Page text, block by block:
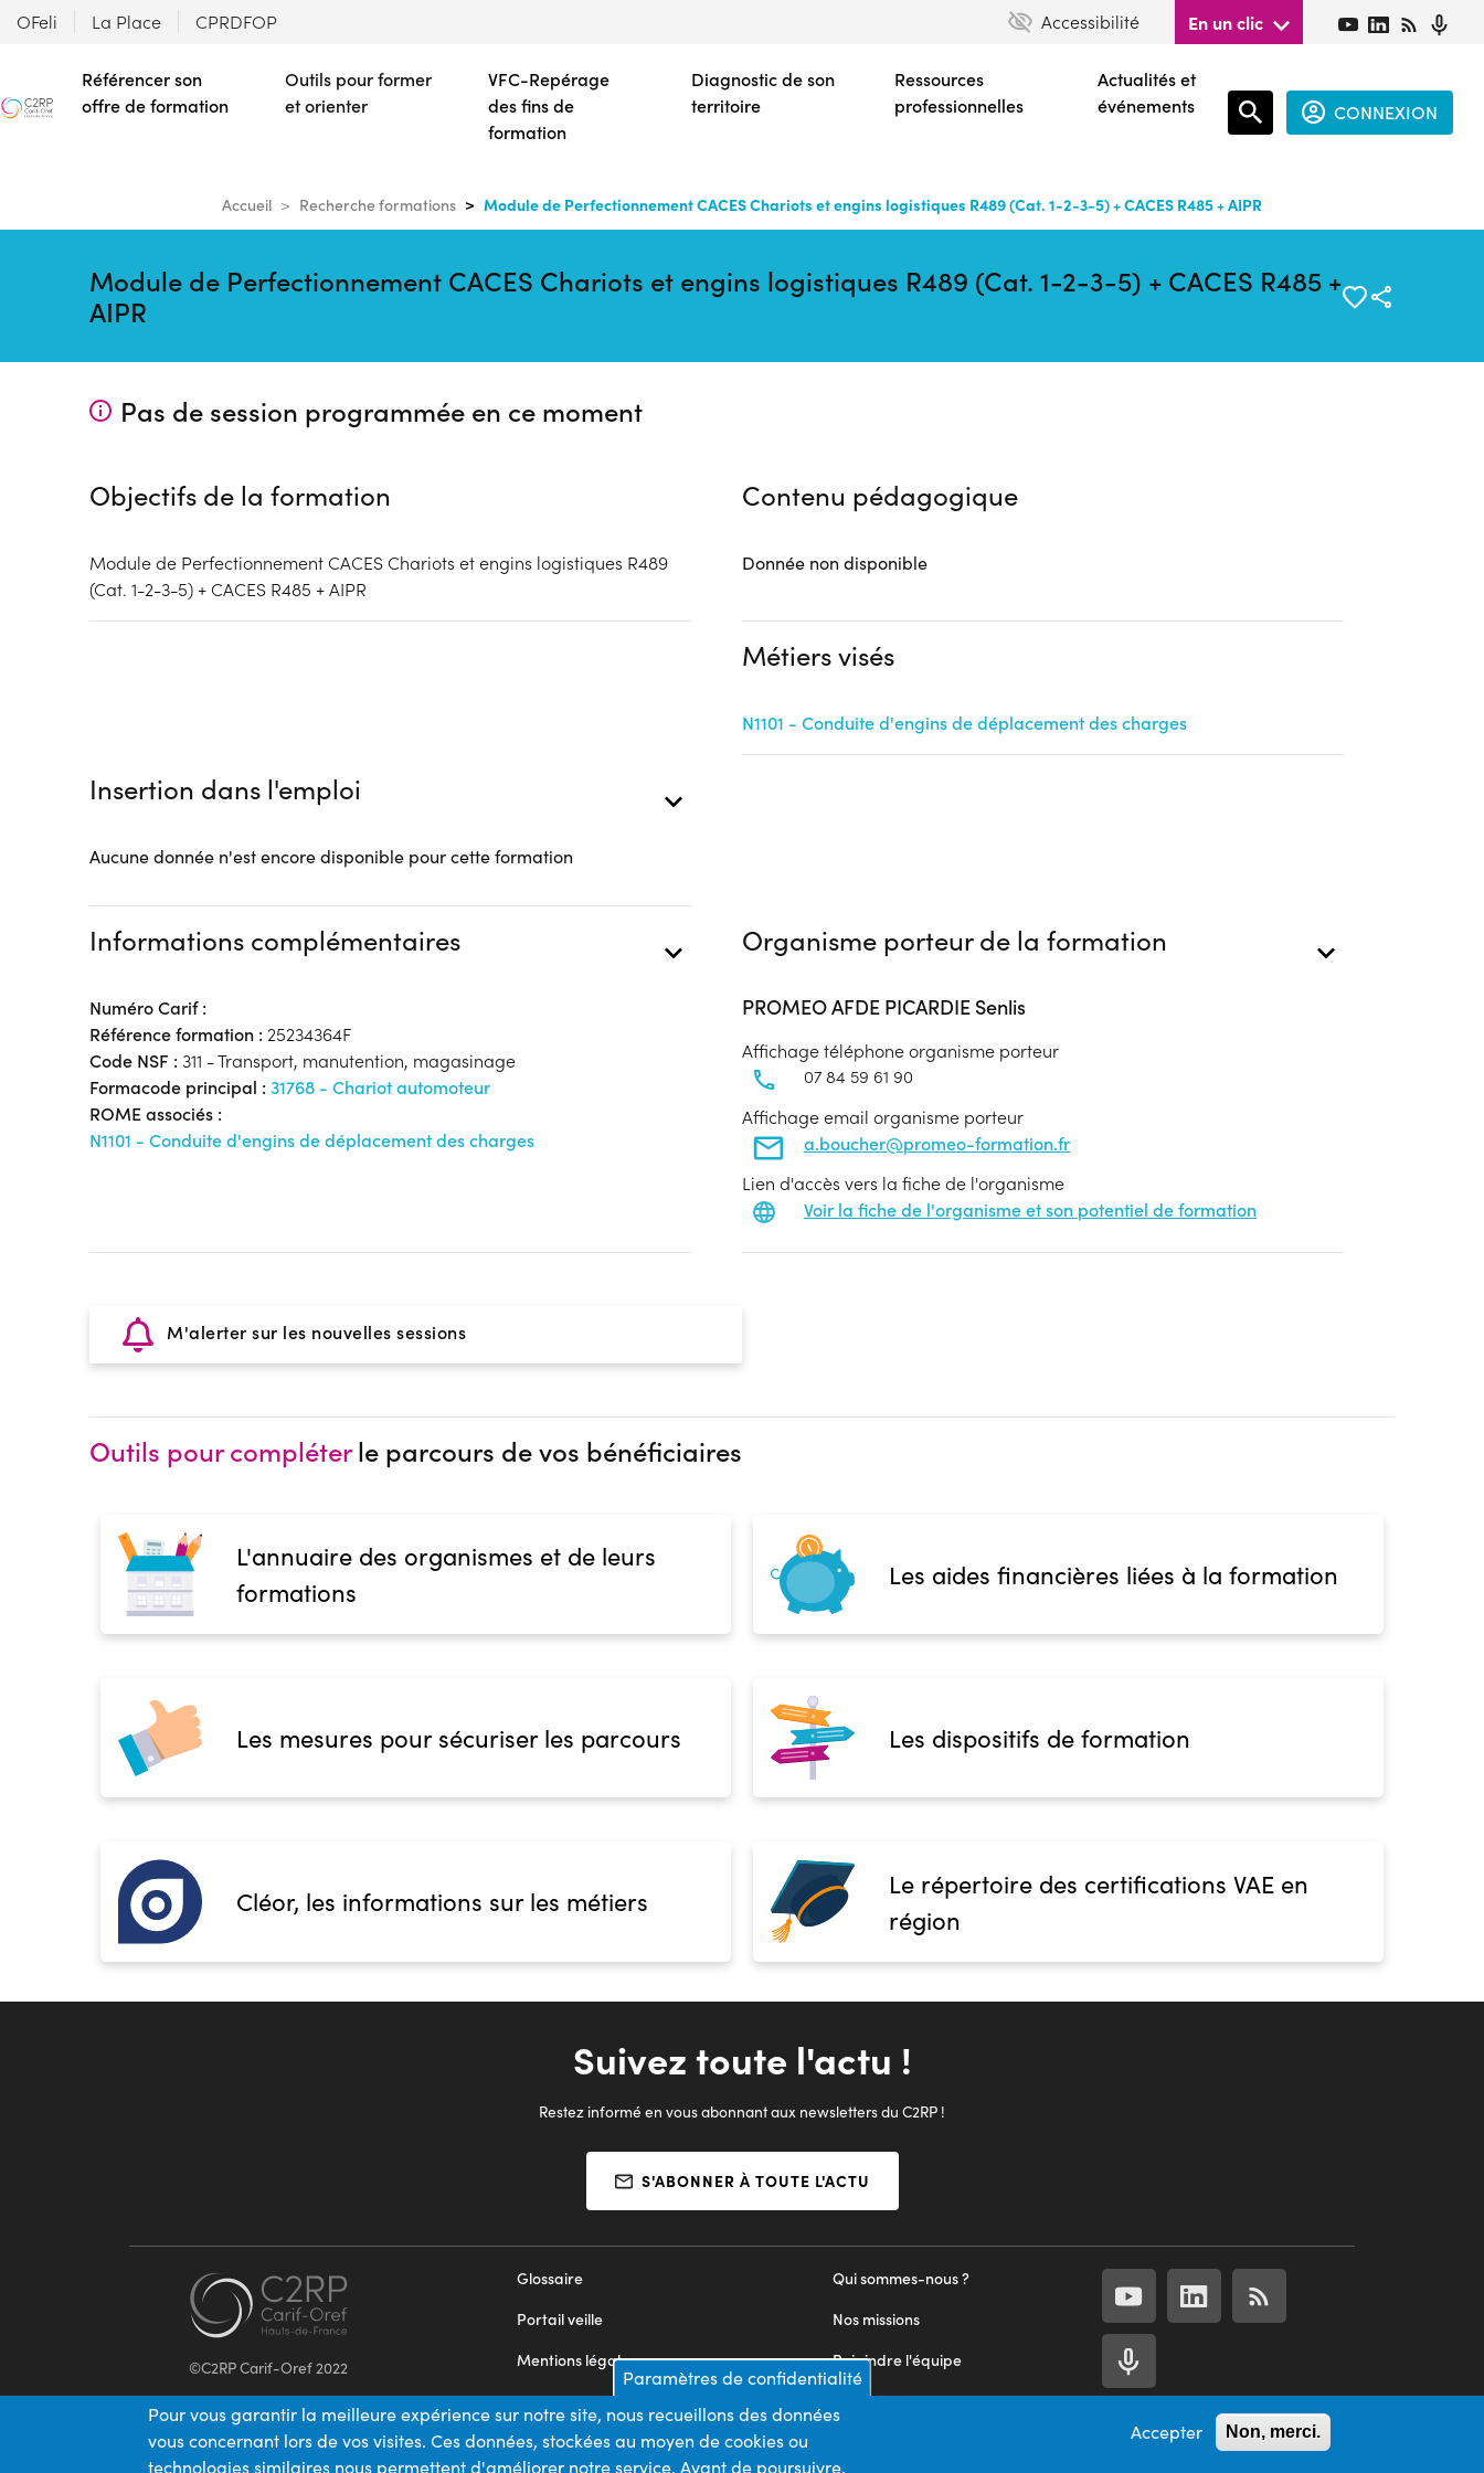
contenu
principal
OFeli La Place CPRDFOP Accessibilité En un clic
Référencer son
offre de formation
Outils pour former
et orienter
VFC-Repérage
des fins de
formation
Diagnostic de son
territoire
Ressources
professionnelles
Actualités et
événements
CONNEXION
guest
Accueil Recherche formations Module de Perfectionnement CACES Chariots et engins logistiques R489 (Cat. 1-2-3-5) + CACES R485 + AIPR
Module de Perfectionnement CACES Chariots et engins logistiques R489 (Cat. 1-2-3-5) + CACES R485 +
AIPR
Pas de session programmée en ce moment
Objectifs de la formation
Module de Perfectionnement CACES Chariots et engins logistiques R489
(Cat. 1-2-3-5) + CACES R485 + AIPR
Contenu pédagogique
Donnée non disponible
Métiers visés
N1101 - Conduite d'engins de déplacement des charges
Insertion dans l'emploi
Aucune donnée n'est encore disponible pour cette formation
Informations complémentaires
Numéro Carif :
Référence formation : 25234364F
Code NSF : 311 - Transport, manutention, magasinage
Formacode principal : 31768 - Chariot automoteur
ROME associés :
N1101 - Conduite d'engins de déplacement des charges
Organisme porteur de la formation
PROMEO AFDE PICARDIE Senlis
Affichage téléphone organisme porteur
07 84 59 61 90
Affichage email organisme porteur
a.boucher@promeo-formation.fr
Lien d'accès vers la fiche de l'organisme
Voir la fiche de l'organisme et son potentiel de formation
M'alerter sur les nouvelles sessions
Outils pour compléterle parcours de vos bénéficiaires
L'annuaire des organismes et de leurs
formations
Les aides financières liées à la formation
Les mesures pour sécuriser les parcours Les dispositifs de formation
Cléor, les informations sur les métiers
Le répertoire des certifications VAE en
région
Suivez toute l'actu !
Restez informé en vous abonnant aux newsletters du C2RP !
S'ABONNER À TOUTE L'ACTU
©C2RP Carif-Oref 2022
Qui sommes-nous ?
Nos missions
Rejoindre l'équipe
Nous contacter
Glossaire
Portail veille
Mentions légales
Appels d'offres
Plan du site
Paramètres de confidentialité
Pour vous garantir la meilleure expérience sur notre site, nous recueillons des données
vous concernant lors de vos visites. Ces données, stockées au moyen de cookies ou
technologies similaires nous permettent d'améliorer notre service. Avant de poursuivre,
Accepter Non, merci.